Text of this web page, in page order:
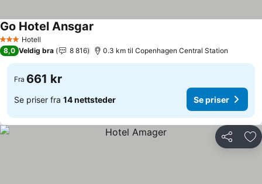
3 StjernerHotell
Go Hotel Ansgar
8,0 Veldig bra 8 816 0.3 km til Copenhagen Central Station
Fra 661 kr
Se priser fra 14 nettsteder Se priser
Del